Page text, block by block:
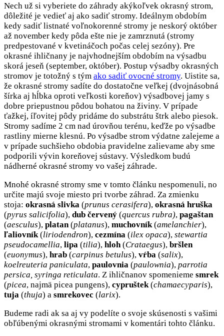
Nech už si vyberiete do záhrady akýkoľvek okrasný strom,
dôležité je vedieť aj ako sadiť stromy. Ideálnym obdobím
kedy sadiť listnaté voľnokorenné stromy je neskorý október
až november kedy pôda ešte nie je zamrznutá (stromy
predpestované v kvetináčoch počas celej sezóny). Pre
okrasné ihličnany je najvhodnejším obdobím na výsadbu
skorá jeseň (september, október). Postup výsadby okrasných
stromov je totožný s tým ako sadiť ovocné stromy. Uistite sa,
že okrasné stromy sadíte do dostatočne veľkej (dvojnásobná
šírka aj hĺbka oproti veľkosti koreňov) výsadbovej jamy s
dobre priepustnou pôdou bohatou na živiny. V prípade
ťažkej, íľovitej pôdy pridáme do substrátu štrk alebo piesok.
Stromy sadíme 2 cm nad úrovňou terénu, keďže po výsadbe
rastliny mierne klesnú. Po výsadbe strom výdatne zalejeme a
v prípade suchšieho obdobia pravidelne zalievame aby sme
podporili vývin koreňovej sústavy. Výsledkom budú
nádherné okrasné stromy vo vašej záhrade.
Mnohé okrasné stromy sme v tomto článku nespomenuli, no
určite majú svoje miesto pri tvorbe záhrad. Za zmienku
stoja: okrasná slivka (prunus cerasifera), okrasná hruška
(pyrus salicifolia), dub červený (quercus rubra), pagaštan
(aesculus), platan(platanus), muchovník(amelanchier),
ľaliovník(liriodendron), cezmína (ilex opaca), stewartia
pseudocamellia, lipa (tilia), hloh(Crataegus), bršlen
(euonymus), hrab (carpinus betulus), vŕba (salix),
koelreuteria paniculata, paulovnia (paulownia), parrotia
persica, syringa reticulata. Z ihličnanov spomenieme smrek
(picea, najmä picea pungens), cypruštek(chamaecyparis),
tuja (thuja) a smrekovec (larix).
Budeme radi ak sa aj vy podelíte o svoje skúsenosti s vašimi
obľúbenými okrasnými stromami v komentári tohto článku.